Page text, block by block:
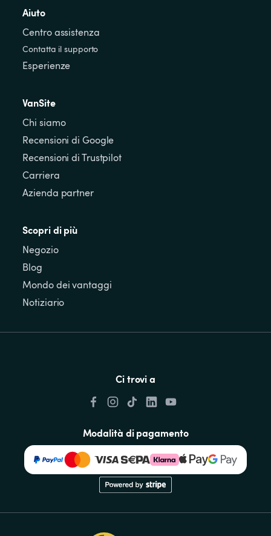
Aiuto
Centro assistenza
Contatta il supporto
Esperienze
VanSite
Chi siamo
Recensioni di Google
Recensioni di Trustpilot
Carriera
Azienda partner
Scopri di più
Negozio
Blog
Mondo dei vantaggi
Notiziario
Ci trovi a
Modalità di pagamento